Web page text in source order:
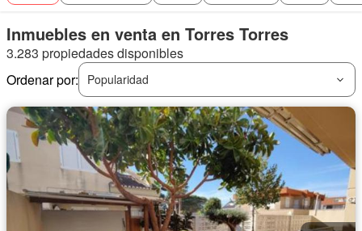
Inmuebles en venta en Torres Torres
3.283 propiedades disponibles
Ordenar por:
Popularidad